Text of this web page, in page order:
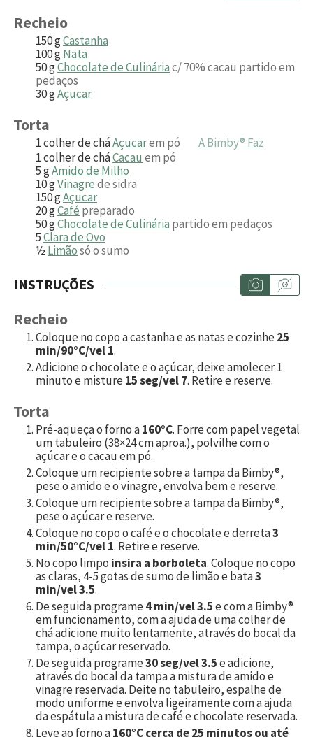
Recheio
150gCastanha
100gNata
50gChocolate de Culináriac/ 70% cacau partido em
pedaços
30gAçucar
Torta
1colher de cháAçucarem pó
A Bimby® Faz
1colher de cháCacau em pó
5gAmido de Milho
10gVinagrede sidra
150gAçucar
20gCafé preparado
50gChocolate de Culinária partido em pedaços
5Clara de Ovo
½ Limãosó o sumo
INSTRUÇÕES
Recheio
Coloque no copo a castanha e as natas e cozinhe25
min/90°C/vel 1.
Adicione o chocolate e o açúcar, deixe amolecer 1
minuto e misture15 seg/vel 7. Retire e reserve.
Torta
Pré-aqueça o forno a160°C. Forre com papel vegetal
um tabuleiro (38×24 cm aproa.), polvilhe com o
açúcar e o cacau em pó.
Coloque um recipiente sobre a tampa da Bimby®,
pese o amido e o vinagre, envolva bem e reserve.
Coloque um recipiente sobre a tampa da Bimby®,
pese o açúcar e reserve.
Coloque no copo o café e o chocolate e derreta3
min/50°C/vel 1. Retire e reserve.
No copo limpo insira a borboleta. Coloque no copo
as claras, 4-5 gotas de sumo de limão e bata3
min/vel 3.5.
De seguida programe4 min/vel 3.5e com a Bimby®
em funcionamento, com a ajuda de uma colher de
chá adicione muito lentamente, através do bocal da
tampa, o açúcar reservado.
De seguida programe30 seg/vel 3.5e adicione,
através do bocal da tampa a mistura de amido e
vinagre reservada. Deite no tabuleiro, espalhe de
modo uniforme e envolva ligeiramente com a ajuda
da espátula a mistura de café e chocolate reservada.
Leve ao forno a160°C cerca de 25 minutos ou até